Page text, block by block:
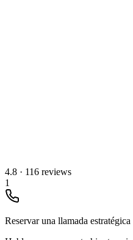
4.8 · 116 reviews
1
Reservar una llamada estratégica